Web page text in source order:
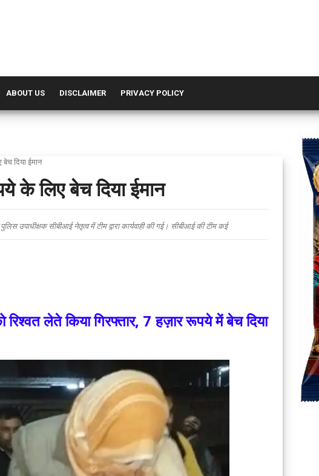
ABOUT US DISCLAIMER PRIVACY POLICY
दिया ईमान
के लिए बेच दिया ईमान
उपाधीक्षक सीबीआई नेतृत्व में टीम द्वारा कार्यवाही की गई। सीबीआई की टीम कई
लेते किया गिरफ्तार, 7 हज़ार रूपये में बेच दिया